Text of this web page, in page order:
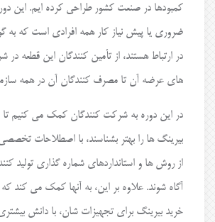
کمبودها در صنعت کشور طراحی کرده ایم. این
ضروری یا پیش نیاز کار همه افرادی است که به
در ارتباط هستند، از تأمین کنندگان این قطعه
های عرضه آن تا مصرف کنندگان آن در همه
در این دوره به شرکت کنندگان کمک می کنیم تا
بیرینگ ها را بهتر بشناسند، با اصطلاحات تخصصی
از روش ها و استانداردهای شماره گذاری تولید
آگاه شوند. علاوه بر این، به آنها کمک می کند که
خرید بیرینگ برای تجهیزات شان، با دانش